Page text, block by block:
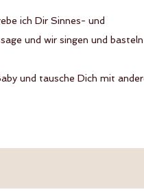
ich Dir Sinnes- und
und wir singen und basteln
und tausche Dich mit